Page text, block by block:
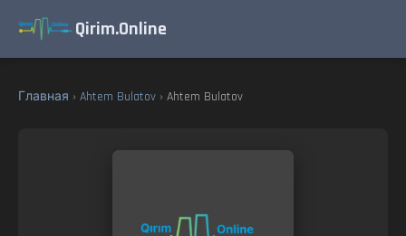
Qirim.Online
Главная › Ahtem Bulatov › Ahtem Bulatov